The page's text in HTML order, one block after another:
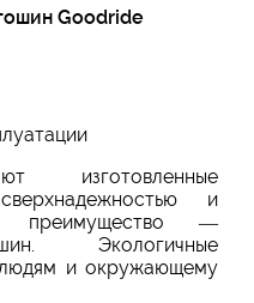
Goodride
изготовленные
и
преимущество —
Экологичные
и окружающему